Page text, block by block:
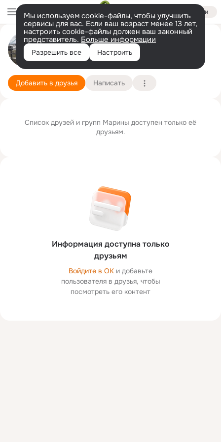
Войти
Мы используем cookie-файлы, чтобы улучшить
сервисы для вас. Если ваш возраст менее 13 лет,
настроить cookie-файлы должен ваш законный
представитель. Больше информации
Разрешить все Настроить
Марина Горюн (Пархоменко)
22 февраля
Добавить в друзья Написать
Информация доступна только
друзьям
Войдите в ОК и добавьте
пользователя в друзья, чтобы
посмотреть его контент
Список друзей и групп Марины доступен только её
друзьям.